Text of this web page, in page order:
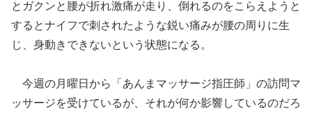
とガクンと腰が折れ激痛が走り、倒れるのをこらえようと
するとナイフで刺されたような鋭い痛みが腰の周りに生
じ、身動きできないという状態になる。
今週の月曜日から「あんま マッサージ指圧師 」の訪問マ
ッサージを受けているが、それが何か影響しているのだろ